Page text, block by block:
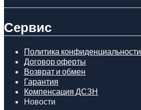
Сервис
Политика конфиденциальности
Договор оферты
Возврат и обмен
Гарантия
Компенсация ДСЗН
Новости